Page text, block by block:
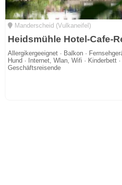
Manderscheid (Vulkaneifel)
Allergikergeeignet · Balkon ·
Hund · Internet, Wlan, Wifi · Kinderbett
Geschäftsreisende